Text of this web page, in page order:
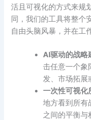
活且可视化的方式来规
同，我们的工具将整个
自由头脑风暴，并在工
AI驱动的战略
击任意一个象
发、市场拓展
一次性可视化
地方看到所有
之间的平衡与